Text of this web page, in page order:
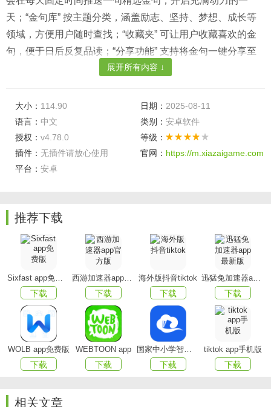
天；“金句库” 按主题分类，涵盖励志、坚持、梦想、成长等
领域，方便用户随时查找；“收藏夹” 可让用户收藏喜欢的金
句，便于日后反复品读；“分享功能” 支持将金句一键分享至
社交平台，与好友共同感受文字的力量。此外，用户能设置
空间。​
软件优势​
内容优质且丰富：专业编辑团队精心筛选金句，确保每
句都有深刻内涵和积极导向，同时不断更新金句库，为用户
推送精准且智能：通过分析用户浏览记录、收藏偏好等
提升阅读体验。​
句，还支持多种个性化设置，满足不同用户的使用习惯。​
无广告干扰体验佳：致力于提供纯净阅读环境，无任何
广告弹窗，让用户专注于金句带来的激励与感悟。​
软件特色​
后故事和蕴含道理，帮助用户更深入理解和吸收。​
展开所有内容 ↓
大小： 114.90 日期： 2025-08-11
语言： 中文 类别： 安卓软件
授权： v4.78.0
等级：
插件： 无插件请放心使用 官网： https://m.xiazaigame.com
平台： 安卓
推荐下载
Sixfast app免费版
下载
西游加速器app官方版
下载
海外版抖音tiktok
下载
迅猛兔加速器app最新版
下载
WOLB app免费版
下载
WEBTOON app
下载
国家中小学智慧教育平台app(智慧中小学)
下载
tiktok app手机版
下载
相关文章